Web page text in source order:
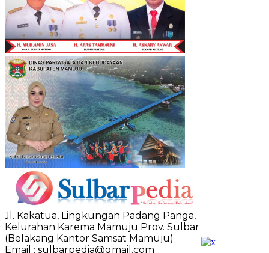
Jl. Kakatua, Lingkungan Padang Panga,
Kelurahan Karema Mamuju Prov. Sulbar
(Belakang Kantor Samsat Mamuju)
Email : sulbarpedia@gmail.com